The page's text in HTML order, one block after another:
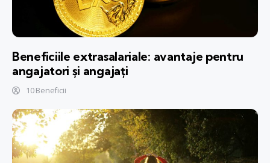
Beneficiile extrasalariale: avantaje pentru
angajatori și angajați
10 Beneficii